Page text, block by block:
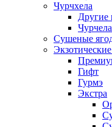
Чурчхела
Другие
Сушеные
Гифт
Гурмэ
Экстра